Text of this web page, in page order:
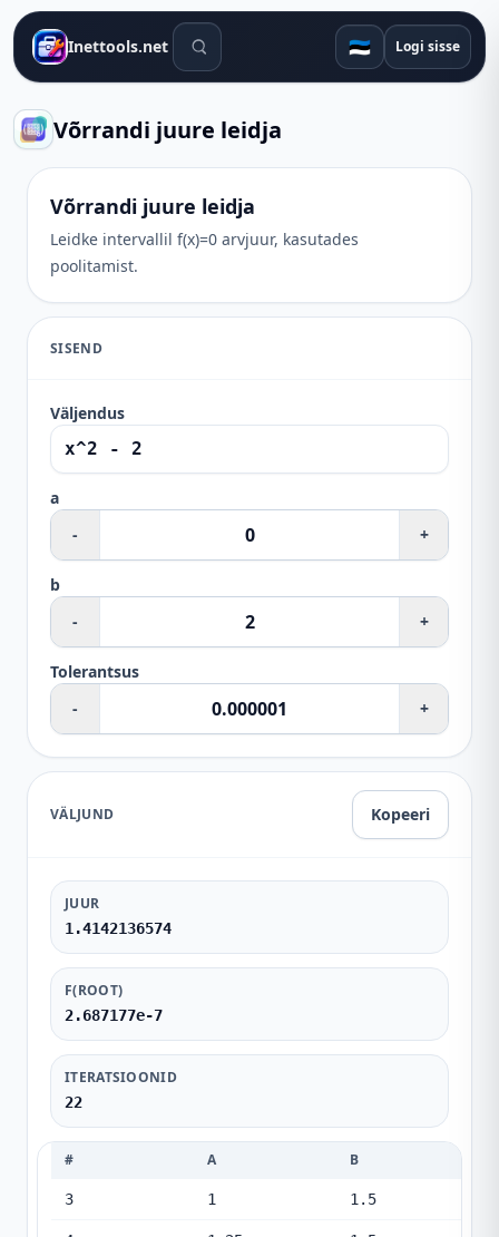
Inettools.net Otsingutööriistad 🇪🇪 Logi sisse
Võrrandi juure leidja
Võrrandi juure leidja
Leidke intervallil f(x)=0 arvjuur, kasutades
poolitamist.
SISEND
Väljendus
a
-
+
b
-
+
Tolerantsus
-
+
VÄLJUND Kopeeri
JUUR
1.4142136574
F(ROOT)
2.687177e-7
ITERATSIOONID
22
# A B
3 1 1.5